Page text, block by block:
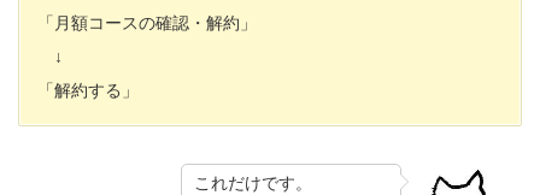
「月額コースの確認・解約」
↓
「解約する」
これだけです。